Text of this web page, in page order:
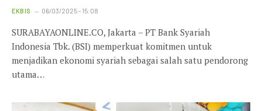
EKBIS 06/03/2025 - 15:08
SURABAYAONLINE.CO, Jakarta – PT Bank Syariah
Indonesia Tbk. (BSI) memperkuat komitmen untuk
menjadikan ekonomi syariah sebagai salah satu pendorong
utama…